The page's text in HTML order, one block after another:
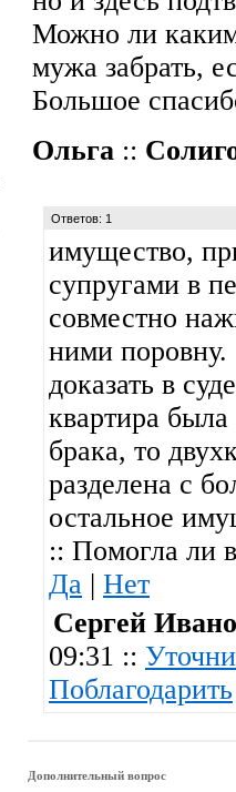
Можно ли
мужа забрать,
Большое
Ольга ::
Ответов: 1
имущество,
супругами в
совместно
ними
доказать в
квартира
брака, то
разделена с
остальное
:: Помогла ли
Да | Нет
Сергей
09:31 ::
Поблагодарить
Дополнительный вопрос